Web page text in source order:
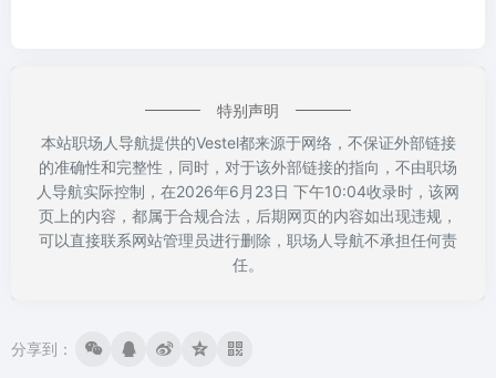
特别声明
本站职场人导航提供的Vestel都来源于网络，不保证外部链接
的准确性和完整性，同时，对于该外部链接的指向，不由职场
人导航实际控制，在2026年6月23日 下午10:04收录时，该网
页上的内容，都属于合规合法，后期网页的内容如出现违规，
可以直接联系网站管理员进行删除，职场人导航不承担任何责
任。
分享到：